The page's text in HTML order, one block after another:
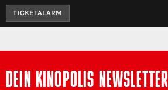
TICKETALARM
DEIN KINOPOLIS NEWSLETTER